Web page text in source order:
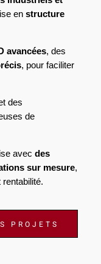
en structure
avancées, des
, pour faciliter
des
de
avec des
sur mesure,
PROJETS